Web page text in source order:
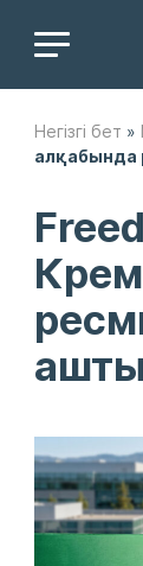
Негізгі бет »
алқабында
ашты